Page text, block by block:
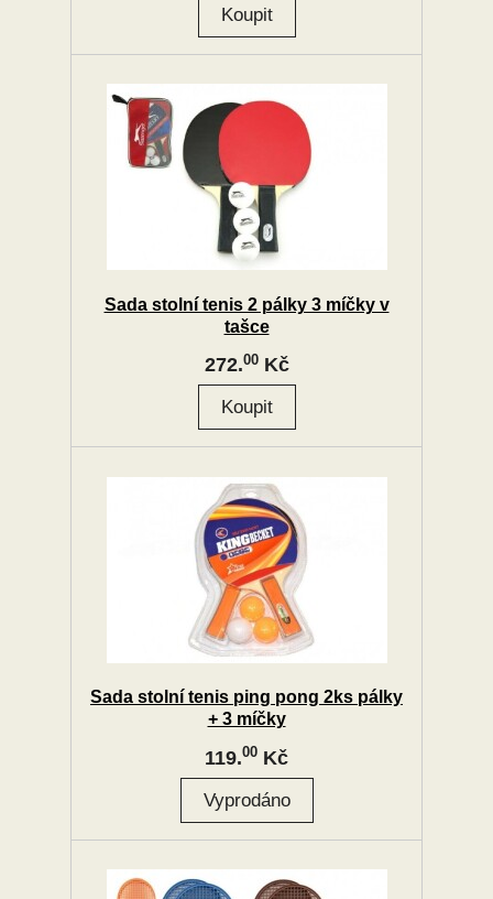
Sada stolní tenis 2 pálky 3 míčky v
tašce
272.00Kč
Sada stolní tenis ping pong 2ks pálky
+ 3 míčky
119.00 Kč